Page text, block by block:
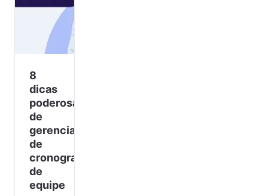
8
dicas
poderosas
de
gerenciamento
de
cronograma
de
equipe